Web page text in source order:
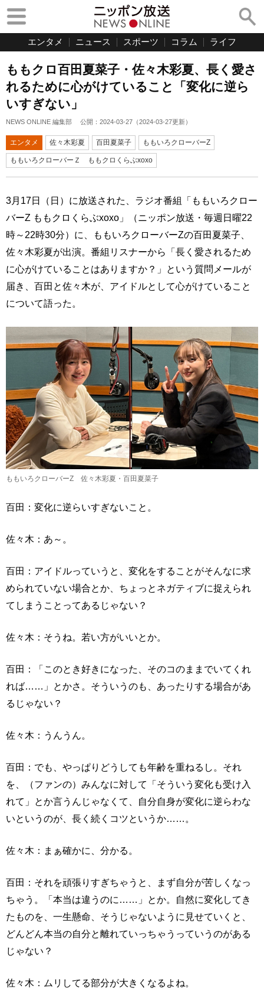
エンタメ ニュース スポーツ コラム ライフ
ももクロ百田夏菜子・佐々木彩夏、長く愛さ
れるために心がけていること「変化に逆ら
いすぎない」
NEWS ONLINE 編集部 公開： 2024-03-27 （2024-03-27更新）
エンタメ 佐々木彩夏 百田夏菜子 ももいろクローバーZ
ももいろクローバーＺ ももクロくらぶxoxo
3月17日（日）に放送された、ラジオ番組「ももいろクロー
バーZ ももクロくらぶxoxo」（ニッポン放送・毎週日曜22
時～22時30分）に、ももいろクローバーZの百田夏菜子、
佐々木彩夏が出演。番組リスナーから「長く愛されるため
に心がけていることはありますか？」という質問メールが
届き、百田と佐々木が、アイドルとして心がけていること
について語った。
ももいろクローバーZ 佐々木彩夏・百田夏菜子
百田：変化に逆らいすぎないこと。
佐々木：あ～。
百田：アイドルっていうと、変化をすることがそんなに求
められていない場合とか、ちょっとネガティブに捉えられ
てしまうことってあるじゃない？
佐々木：そうね。若い方がいいとか。
百田：「このとき好きになった、そのコのままでいてくれ
れば……」とかさ。そういうのも、あったりする場合があ
るじゃない？
佐々木：うんうん。
百田：でも、やっぱりどうしても年齢を重ねるし。それ
を、（ファンの）みんなに対して「そういう変化も受け入
れて」とか言うんじゃなくて、自分自身が変化に逆らわな
いというのが、長く続くコツというか……。
佐々木：まぁ確かに、分かる。
百田：それを頑張りすぎちゃうと、まず自分が苦しくなっ
ちゃう。「本当は違うのに……」とか。自然に変化してき
たものを、一生懸命、そうじゃないように見せていくと、
どんどん本当の自分と離れていっちゃうっていうのがある
じゃない？
佐々木：ムリしてる部分が大きくなるよね。